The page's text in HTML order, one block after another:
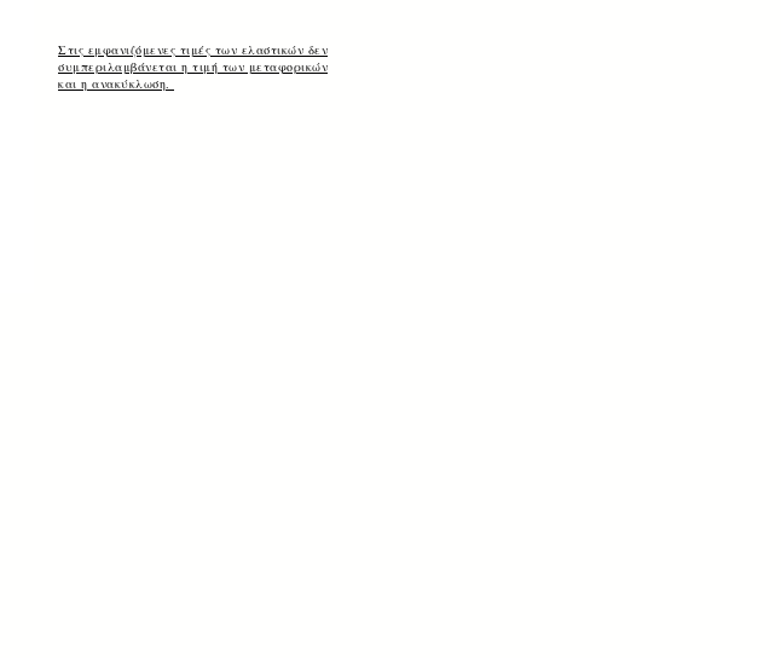
Στις εμφανιζόμενες τιμές των ελαστικών δεν
συμπεριλαμβάνεται η τιμή των μεταφορικών
και η ανακύκλωση.